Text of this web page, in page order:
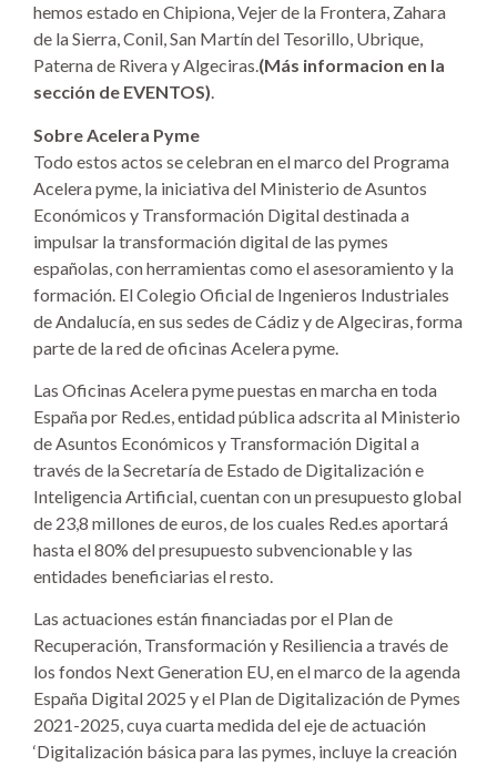
hemos estado en Chipiona, Vejer de la Frontera, Zahara
de la Sierra, Conil, San Martín del Tesorillo, Ubrique,
Paterna de Rivera y Algeciras.(Más informacion en la
sección de EVENTOS).
Sobre Acelera Pyme
Todo estos actos se celebran en el marco del Programa
Acelera pyme, la iniciativa del Ministerio de Asuntos
Económicos y Transformación Digital destinada a
impulsar la transformación digital de las pymes
españolas, con herramientas como el asesoramiento y la
formación. El Colegio Oficial de Ingenieros Industriales
de Andalucía, en sus sedes de Cádiz y de Algeciras, forma
parte de la red de oficinas Acelera pyme.
Las Oficinas Acelera pyme puestas en marcha en toda
España por Red.es, entidad pública adscrita al Ministerio
de Asuntos Económicos y Transformación Digital a
través de la Secretaría de Estado de Digitalización e
Inteligencia Artificial, cuentan con un presupuesto global
de 23,8 millones de euros, de los cuales Red.es aportará
hasta el 80% del presupuesto subvencionable y las
entidades beneficiarias el resto.
Las actuaciones están financiadas por el Plan de
Recuperación, Transformación y Resiliencia a través de
los fondos Next Generation EU, en el marco de la agenda
España Digital 2025 y el Plan de Digitalización de Pymes
2021-2025, cuya cuarta medida del eje de actuación
‘Digitalización básica para las pymes, incluye la creación